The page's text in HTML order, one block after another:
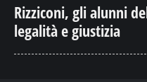
Rizziconi, gli alunni
legalità e giustizia